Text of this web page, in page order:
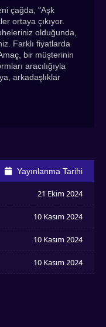
çağda, "Aşk
ortaya çıkıyor.
olduğunda,
Farklı fiyatlarda
bir müşterinin
aracılığıyla
arkadaşlıklar
çalışmaktır.
alındığında- sonraki
bir kadın hizmeti
bir kadının
Ancak,
sadık
devam
istemediğini
konuşmaya başlar.
için tuttuğu
yaratmayın,
diye bir söz vardır.
Yayınlanma Tarihi
21 Ekim 2024
10 Kasım 2024
10 Kasım 2024
10 Kasım 2024